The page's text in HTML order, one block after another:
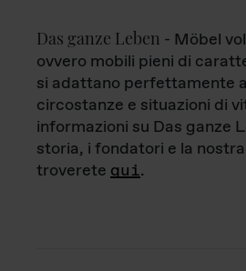
Das ganze Leben - Möbel
ovvero mobili pieni di
si adattano perfettamente
circostanze e situazioni di
informazioni su Das ganze
storia, i fondatori e la
troverete qui.